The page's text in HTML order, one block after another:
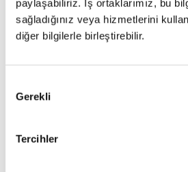
paylaşabiliriz. İş ortaklarımız, bu
sağladığınız veya hizmetlerini
diğer bilgilerle birleştirebilir.
Seçimi
Gerekli
Tercihler
BMW
X1 SDRIVE18i 1.5 136 M